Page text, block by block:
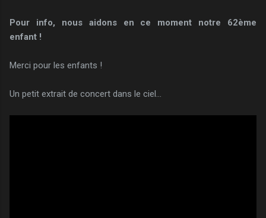
Pour info, nous aidons en ce moment notre 62ème
enfant !
Merci pour les enfants !
Un petit extrait de concert dans le ciel...